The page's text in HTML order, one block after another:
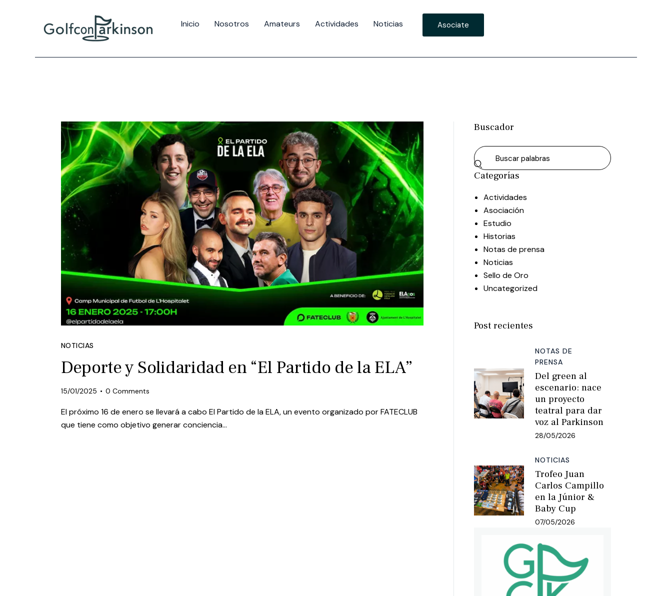
Inicio Nosotros Amateurs Actividades Noticias Asociate
NOTICIAS
Deporte y Solidaridad en “El Partido de la ELA”
15/01/2025 0 Comments
El próximo 16 de enero se llevará a cabo El Partido de la ELA, un evento organizado por FATECLUB
que tiene como objetivo generar conciencia…
Buscador
Categorías
Actividades
Asociación
Estudio
Historias
Notas de prensa
Noticias
Sello de Oro
Uncategorized
Post recientes
NOTAS DE
PRENSA
Del green al
escenario: nace
un proyecto
teatral para dar
voz al Parkinson
28/05/2026
NOTICIAS
Trofeo Juan
Carlos Campillo
en la Júnior &
Baby Cup
07/05/2026